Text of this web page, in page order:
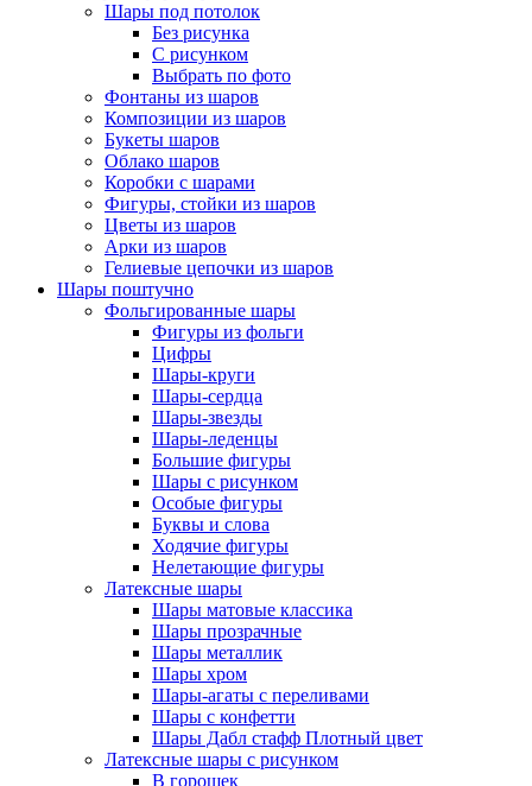
Шары под потолок
Без рисунка
С рисунком
Выбрать по фото
Фонтаны из шаров
Композиции из шаров
Букеты шаров
Облако шаров
Коробки с шарами
Фигуры, стойки из шаров
Цветы из шаров
Арки из шаров
Гелиевые цепочки из шаров
Шары поштучно
Фольгированные шары
Фигуры из фольги
Цифры
Шары-круги
Шары-сердца
Шары-звезды
Шары-леденцы
Большие фигуры
Шары с рисунком
Особые фигуры
Буквы и слова
Ходячие фигуры
Нелетающие фигуры
Латексные шары
Шары матовые классика
Шары прозрачные
Шары металлик
Шары хром
Шары-агаты с переливами
Шары с конфетти
Шары Дабл стафф Плотный цвет
Латексные шары с рисунком
В горошек